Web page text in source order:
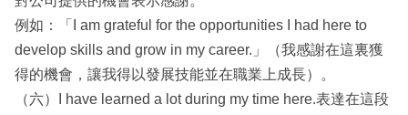
例如：「I am grateful for the opportunities I had here to
develop skills and grow in my career.」（我感謝在這裏獲
得的機會，讓我得以發展技能並在職業上成長）。
（六）I have learned a lot during my time here.表達在這段